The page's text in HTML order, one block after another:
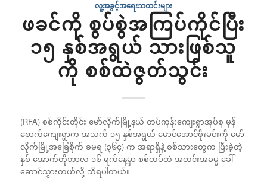
လူ့အခွင့်အရေးသတင်းများ
ဖခင်ကို စွပ်စွဲအကြပ်ကိုင်ပြီး
၁၅ နှစ်အရွယ် သားဖြစ်သူ
ကို စစ်ထဲဇွတ်သွင်း
(RFA) စစ်ကိုင်းတိုင်း မော်လိုက်မြို့နယ် တပ်ကုန်းကျေးရွာအုပ်စု မှန်
စောက်ကျေးရွာက အသက် ၁၅ နှစ်အရွယ် မောင်အောင်စိုးမင်းကို မော်
လိုက်မြို့အခြေစိုက် ခမရ (၃၆၄) က အရာရှိနဲ့ စစ်သားတွေက ပြီးခဲ့တဲ့
နှစ် အောက်တိုဘာလ ၁၆ ရက်နေ့မှာ စစ်တပ်ထဲ အတင်းအဓမ္မ ခေါ်
ဆောင်သွားတယ်လို့ သိရပါတယ်။